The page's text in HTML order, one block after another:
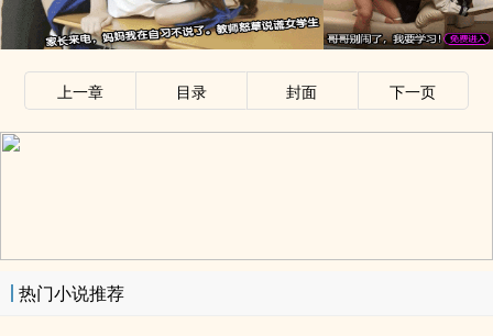
上一章 目录 封面 下一页
热门小说推荐